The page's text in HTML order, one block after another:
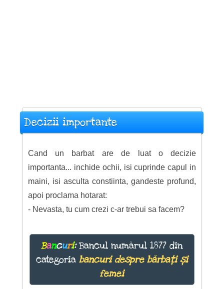
Decizii importante
Cand un barbat are de luat o decizie
importanta... inchide ochii, isi cuprinde capul in
maini, isi asculta constiinta, gandeste profund,
apoi proclama hotarat:
- Nevasta, tu cum crezi c-ar trebui sa facem?
Bancuri:Bancul numărul 1877 din
categoria bancuri despre bărbați și
femei